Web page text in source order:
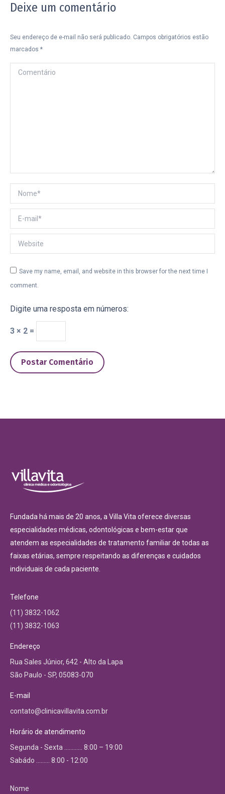
Deixe um comentário
Seu endereço de e-mail não será publicado. Campos obrigatórios estão
marcados *
Comentário
Nome *
E-mail *
Website
Save my name, email, and website in this browser for the next time I
comment.
Digite uma resposta em números:
3 × 2 =
Postar Comentário
Fundada há mais de 20 anos, a Villa Vita oferece diversas
especialidades médicas, odontológicas e bem-estar que
atendem as especialidades de tratamento familiar de todas as
faixas etárias, sempre respeitando as diferenças e cuidados
individuais de cada paciente.
Telefone
(11) 3832-1062
(11) 3832-1063
Endereço
Rua Sales Júnior, 642 - Alto da Lapa
São Paulo - SP, 05083-070
E-mail
contato@clinicavillavita.com.br
Horário de atendimento
Segunda - Sexta ………… 8:00 – 19:00
Sabádo ……… 8:00 - 12:00
Nome